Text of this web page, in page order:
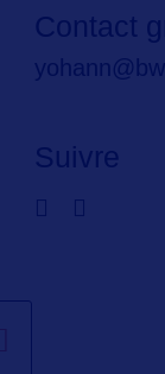
Contact
Suivre